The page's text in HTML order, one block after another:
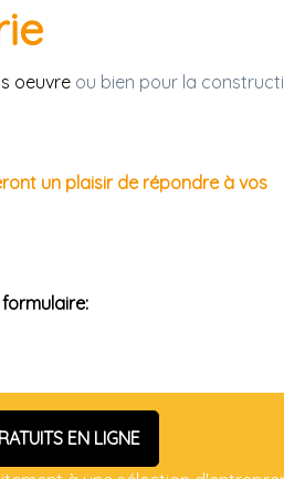
oeuvre ou bien pour la
un plaisir de répondre à vos
EN LIGNE